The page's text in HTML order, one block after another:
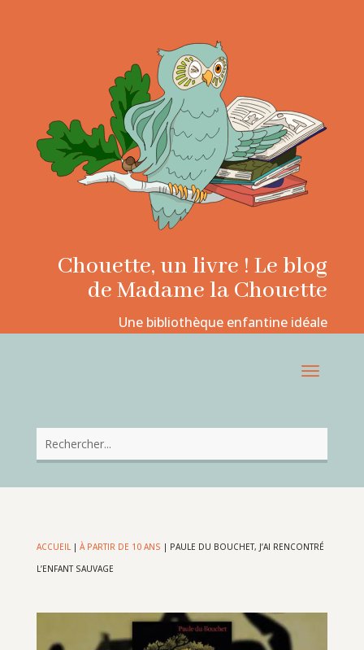
Chouette, un livre ! Le blog
de Madame la Chouette
Une bibliothèque enfantine idéale
ACCUEIL| À PARTIR DE 10 ANS | PAULE DU BOUCHET, J’AI RENCONTRÉ
L’ENFANT SAUVAGE